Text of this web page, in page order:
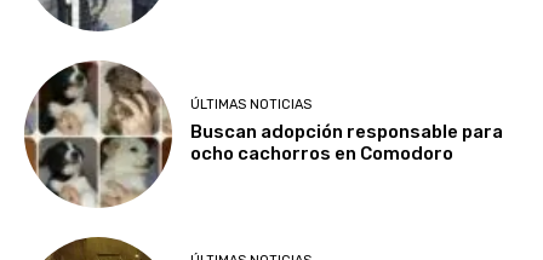
ÚLTIMAS NOTICIAS
Buscan adopción responsable para
ocho cachorros en Comodoro